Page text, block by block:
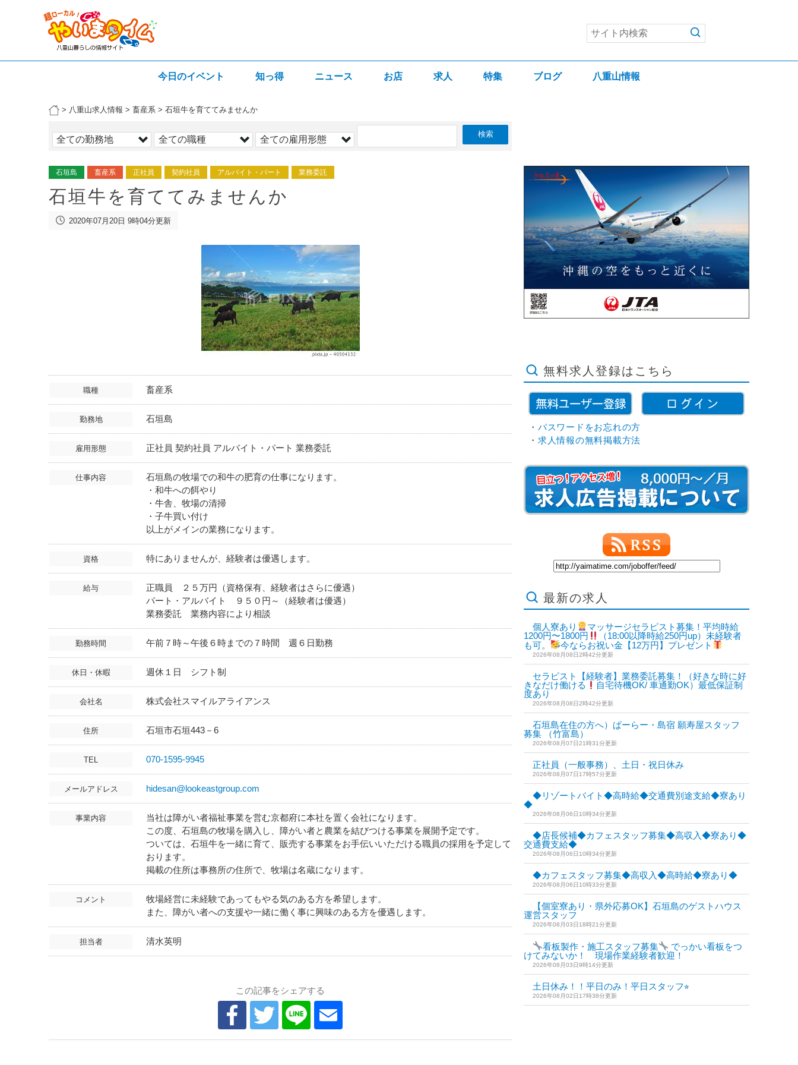
今日のイベント 知っ得 ニュース お店 求人 特集 ブログ 八重山情報
> 八重山求人情報 > 畜産系 > 石垣牛を育ててみませんか
石垣島 畜産系 正社員 契約社員 アルバイト・パート 業務委託
石垣牛を育ててみませんか
2020年07月20日 9時04分更新
職種 畜産系
勤務地 石垣島
雇用形態 正社員 契約社員 アルバイト・パート 業務委託
仕事内容
石垣島の牧場での和牛の肥育の仕事になります。
・和牛への餌やり
・牛舎、牧場の清掃
・子牛買い付け
以上がメインの業務になります。
資格 特にありませんが、経験者は優遇します。
給与
正職員 ２５万円（資格保有、経験者はさらに優遇）
パート・アルバイト ９５０円～（経験者は優遇）
業務委託 業務内容により相談
勤務時間 午前７時～午後６時までの７時間 週６日勤務
休日・休暇 週休１日 シフト制
会社名 株式会社スマイルアライアンス
住所 石垣市石垣443－6
TEL 070-1595-9945
メールアドレス hidesan@lookeastgroup.com
事業内容
当社は障がい者福祉事業を営む京都府に本社を置く会社になります。
この度、石垣島の牧場を購入し、障がい者と農業を結びつける事業を展開予定です。
ついては、石垣牛を一緒に育て、販売する事業をお手伝いいただける職員の採用を予定して
おります。
掲載の住所は事務所の住所で、牧場は名蔵になります。
コメント
牧場経営に未経験であってもやる気のある方を希望します。
また、障がい者への支援や一緒に働く事に興味のある方を優遇します。
担当者 清水英明
この記事をシェアする
無料求人登録はこちら
・ パスワードをお忘れの方
・ 求人情報の無料掲載方法
最新の求人
個人寮あり
マッサージセラピスト募集！平均時給
1200円〜1800円
（18:00以降時給250円up）未経験者
も可。
今ならお祝い金【12万円】プレゼント
2026年08月08日2時42分更新
セラピスト【経験者】業務委託募集！（好きな時に好
きなだけ働ける
自宅待機OK/ 車通勤OK）最低保証制
度あり
2026年08月08日2時42分更新
石垣島在住の方へ）ぱーらー・島宿 願寿屋スタッフ
募集 （竹富島）
2026年08月07日21時31分更新
正社員（一般事務）、土日・祝日休み
2026年08月07日17時57分更新
◆リゾートバイト◆高時給◆交通費別途支給◆寮あり
◆
2026年08月06日10時34分更新
◆店長候補◆カフェスタッフ募集◆高収入◆寮あり◆
交通費支給◆
2026年08月06日10時34分更新
◆カフェスタッフ募集◆高収入◆高時給◆寮あり◆
2026年08月06日10時33分更新
【個室寮あり・県外応募OK】石垣島のゲストハウス
運営スタッフ
2026年08月03日18時21分更新
看板製作・施工スタッフ募集
でっかい看板をつ
けてみないか！ 現場作業経験者歓迎！
2026年08月03日9時14分更新
土日休み！！平日のみ！平日スタッフ⭐︎
2026年08月02日17時38分更新